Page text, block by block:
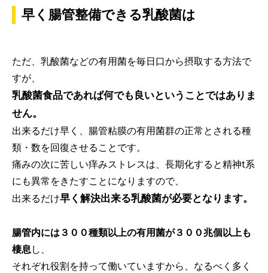
早く腸管整備できる乳酸菌は
ただ、乳酸菌などの有用菌を毎日口から摂取する方法で
すが、
乳酸菌食品であれば何でも良いということではありま
せん。
出来るだけ早く、腸管粘膜の有用菌群の正常とされる種
類・数を回復させることです。
痛みの次に苦しい痒みストレスは、長期化すると精神t系
にも異常をきたすことになりますので、
出来るだけ早く解決出来る乳酸菌が必要となります。
腸管内には３００種類以上の有用菌が３００兆個以上も
棲息し、
それぞれ役割を持って働いていますから、なるべく多く